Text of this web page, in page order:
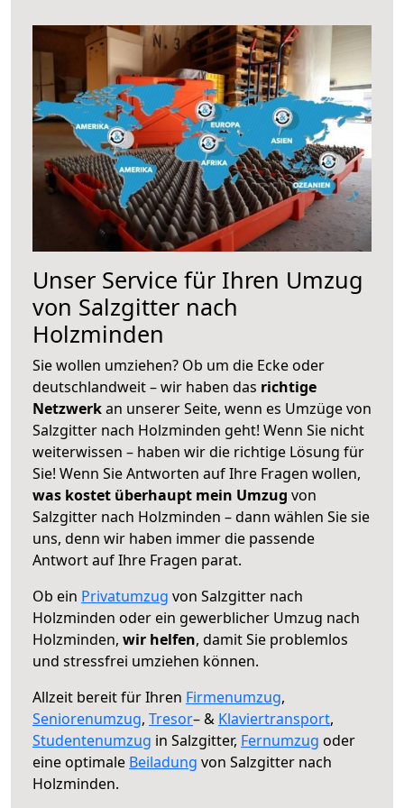
Unser Service für Ihren Umzug
von Salzgitter nach
Holzminden
Sie wollen umziehen? Ob um die Ecke oder
deutschlandweit – wir haben das richtige
Netzwerkan unserer Seite, wenn es Umzüge von
Salzgitter nach Holzminden geht! Wenn Sie nicht
weiterwissen – haben wir die richtige Lösung für
Sie! Wenn Sie Antworten auf Ihre Fragen wollen,
was kostet überhaupt mein Umzug von
Salzgitter nach Holzminden – dann wählen Sie sie
uns, denn wir haben immer die passende
Antwort auf Ihre Fragen parat.
Ob ein Privatumzug von Salzgitter nach
Holzminden oder ein gewerblicher Umzug nach
Holzminden, wir helfen, damit Sie problemlos
und stressfrei umziehen können.
Allzeit bereit für Ihren Firmenumzug,
Seniorenumzug, Tresor– & Klaviertransport,
Studentenumzug in Salzgitter, Fernumzug oder
eine optimale Beiladung von Salzgitter nach
Holzminden.